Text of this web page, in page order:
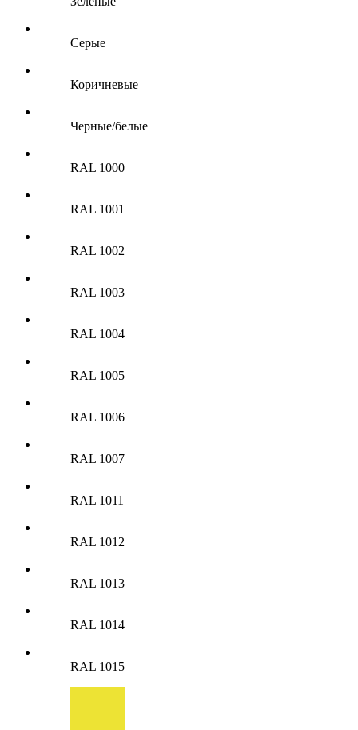
Серые
Коричневые
Черные/белые
RAL 1000
RAL 1001
RAL 1002
RAL 1003
RAL 1004
RAL 1005
RAL 1006
RAL 1007
RAL 1011
RAL 1012
RAL 1013
RAL 1014
RAL 1015